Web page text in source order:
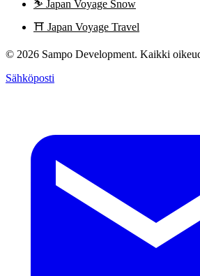
⛷️ Japan Voyage Snow
⛩️ Japan Voyage Travel
© 2026 Sampo Development. Kaikki
Sähköposti